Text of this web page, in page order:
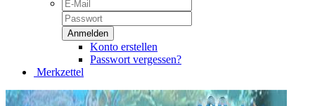
Konto erstellen
Passwort vergessen?
Merkzettel